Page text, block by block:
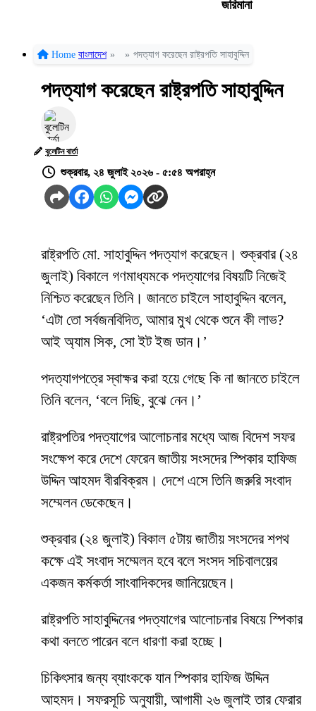
জরিমানা
Home বাংলাদেশ » » পদত্যাগ করেছেন রাষ্ট্রপতি সাহাবুদ্দিন
পদত্যাগ করেছেন রাষ্ট্রপতি সাহাবুদ্দিন
বুলেটিন বার্তা
শুক্রবার, ২৪ জুলাই ২০২৬ - ৫:৫৪ অপরাহ্ন
রাষ্ট্রপতি মো. সাহাবুদ্দিন পদত্যাগ করেছেন। শুক্রবার (২৪
জুলাই) বিকালে গণমাধ্যমকে পদত্যাগের বিষয়টি নিজেই
নিশ্চিত করেছেন তিনি। জানতে চাইলে সাহাবুদ্দিন বলেন,
‘এটা তো সর্বজনবিদিত, আমার মুখ থেকে শুনে কী লাভ?
আই অ্যাম সিক, সো ইট ইজ ডান।’
পদত্যাগপত্রে স্বাক্ষর করা হয়ে গেছে কি না জানতে চাইলে
তিনি বলেন, ‘বলে দিছি, বুঝে নেন।’
রাষ্ট্রপতির পদত্যাগের আলোচনার মধ্যে আজ বিদেশ সফর
সংক্ষেপ করে দেশে ফেরেন জাতীয় সংসদের স্পিকার হাফিজ
উদ্দিন আহমদ বীরবিক্রম। দেশে এসে তিনি জরুরি সংবাদ
সম্মেলন ডেকেছেন।
শুক্রবার (২৪ জুলাই) বিকাল ৫টায় জাতীয় সংসদের শপথ
কক্ষে এই সংবাদ সম্মেলন হবে বলে সংসদ সচিবালয়ের
একজন কর্মকর্তা সাংবাদিকদের জানিয়েছেন।
রাষ্ট্রপতি সাহাবুদ্দিনের পদত্যাগের আলোচনার বিষয়ে স্পিকার
কথা বলতে পারেন বলে ধারণা করা হচ্ছে।
চিকিৎসার জন্য ব্যাংককে যান স্পিকার হাফিজ উদ্দিন
আহমদ। সফরসূচি অনুযায়ী, আগামী ২৬ জুলাই তার ফেরার